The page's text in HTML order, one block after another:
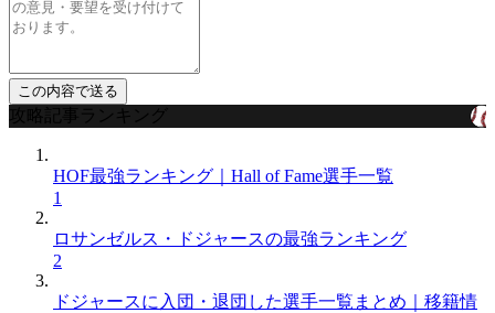
攻略記事ランキング
HOF最強ランキング｜Hall of Fame選手一覧
1
ロサンゼルス・ドジャースの最強ランキング
2
ドジャースに入団・退団した選手一覧まとめ｜移籍情